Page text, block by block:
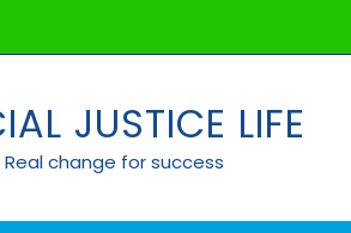
JUSTICE LIFE
Real change for success